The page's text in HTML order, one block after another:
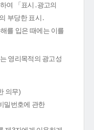
여 「표시․광고의
부당한 표시․
를 입은 때에는 이를
영리목적의 광고성
의무)
밀번호에 관한